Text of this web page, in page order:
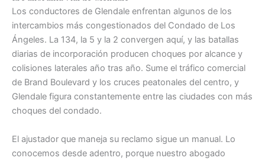
Los conductores de Glendale enfrentan algunos de los
intercambios más congestionados del Condado de Los
Ángeles. La 134, la 5 y la 2 convergen aquí, y las batallas
diarias de incorporación producen choques por alcance y
colisiones laterales año tras año. Sume el tráfico comercial
de Brand Boulevard y los cruces peatonales del centro, y
Glendale figura constantemente entre las ciudades con más
choques del condado.
El ajustador que maneja su reclamo sigue un manual. Lo
conocemos desde adentro, porque nuestro abogado